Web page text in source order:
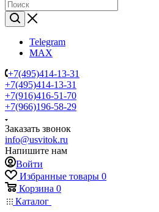
Telegram
MAX
+7(495)414-13-31
+7(495)414-13-31
+7(916)416-51-70
+7(966)196-58-29
Заказать звонок
info@usvitok.ru
Напишите нам
Войти
Избранные товары 0
Корзина 0
Каталог